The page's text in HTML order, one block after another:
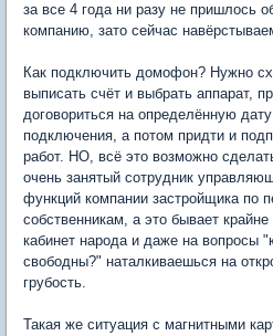
за все 4 года ни разу не пришлось
компанию, зато сейчас
Как подключить домофон? Нужно
выписать счёт и выбрать аппарат,
договориться на определённую
подключения, а потом придти и
работ. НО, всё это возможно
очень занятый сотрудник
функций компании застройщика по
собственникам, а это бывает
кабинет народа и даже на вопросы
свободны?" наталкиваешься на
грубость.
Такая же ситуация с магнитными